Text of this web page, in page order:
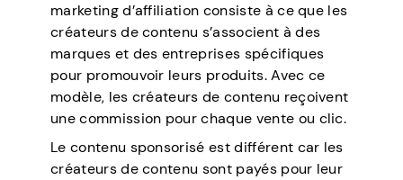
marketing d’affiliation consiste à ce que les
créateurs de contenu s’associent à des
marques et des entreprises spécifiques
pour promouvoir leurs produits. Avec ce
modèle, les créateurs de contenu reçoivent
une commission pour chaque vente ou clic.
Le contenu sponsorisé est différent car les
créateurs de contenu sont payés pour leur